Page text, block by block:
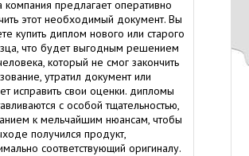
предлагает оперативно
этот необходимый документ. Вы
купить диплом нового или старого
что будет выгодным решением
который не смог закончить
утратил документ или
исправить свои оценки. дипломы
с особой тщательностью,
к мельчайшим нюансам, чтобы
получился продукт,
соответствующий оригиналу.